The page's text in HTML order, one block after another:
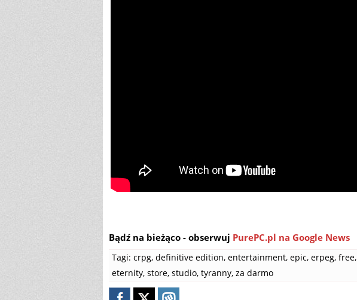
Bądź na bieżąco - obserwuj PurePC.pl na Google News
Tagi: crpg, definitive edition, entertainment, epic, erpeg, free,
eternity, store, studio, tyranny, za darmo